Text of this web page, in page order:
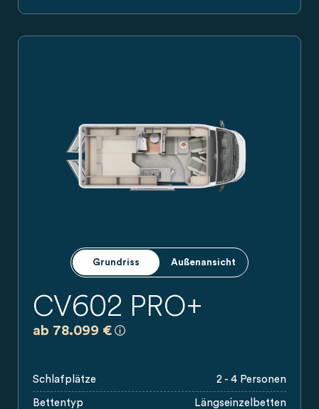
Grundriss Außenansicht
CV602 PRO+
ab 78.099 €
Schlafplätze 2 - 4 Personen
Bettentyp Längseinzelbetten